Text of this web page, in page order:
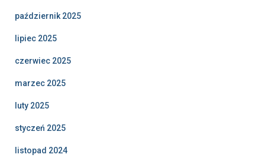
październik 2025
lipiec 2025
czerwiec 2025
marzec 2025
luty 2025
styczeń 2025
listopad 2024